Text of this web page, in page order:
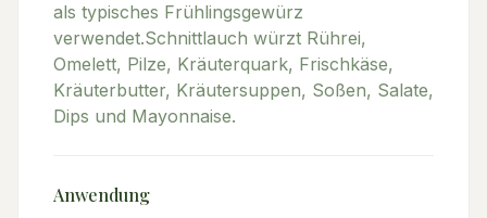
als typisches Frühlingsgewürz
verwendet.Schnittlauch würzt Rührei,
Omelett, Pilze, Kräuterquark, Frischkäse,
Kräuterbutter, Kräutersuppen, Soßen, Salate,
Dips und Mayonnaise.
Anwendung